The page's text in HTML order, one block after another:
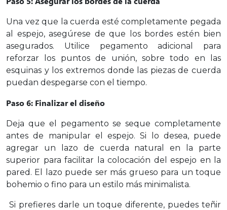
Una vez que la cuerda esté completamente pegada
al espejo, asegúrese de que los bordes estén bien
asegurados. Utilice pegamento adicional para
reforzar los puntos de unión, sobre todo en las
esquinas y los extremos donde las piezas de cuerda
puedan despegarse con el tiempo.
Paso 6: Finalizar el diseño
Deja que el pegamento se seque completamente
antes de manipular el espejo. Si lo desea, puede
agregar un lazo de cuerda natural en la parte
superior para facilitar la colocación del espejo en la
pared. El lazo puede ser más grueso para un toque
bohemio o fino para un estilo más minimalista.
Si prefieres darle un toque diferente, puedes teñir